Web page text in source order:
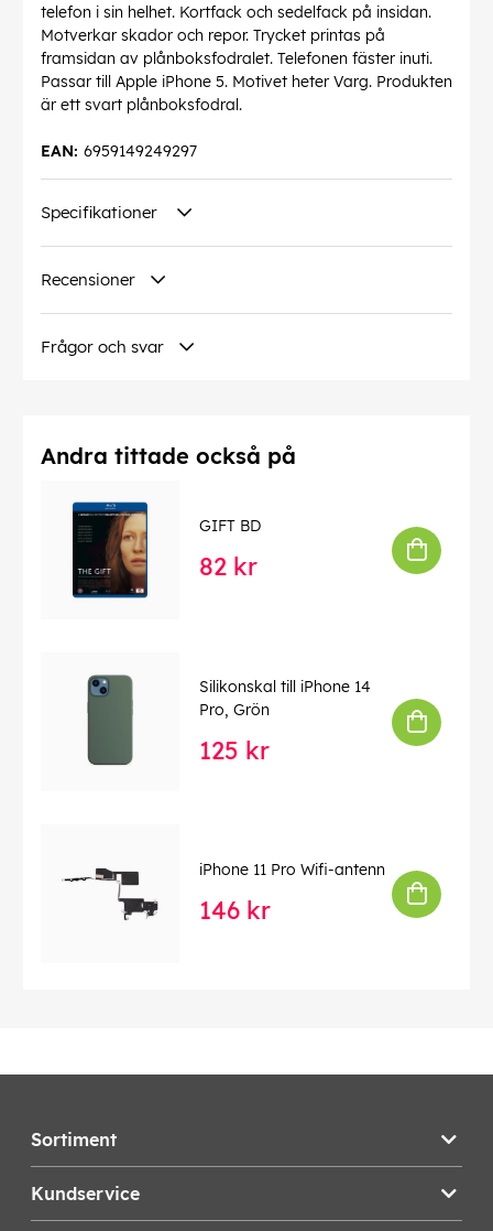
telefon i sin helhet. Kortfack och sedelfack på insidan.
Motverkar skador och repor. Trycket printas på
framsidan av plånboksfodralet. Telefonen fäster inuti.
Passar till Apple iPhone 5. Motivet heter Varg. Produkten
är ett svart plånboksfodral.
6959149249297
EAN:
Specifikationer
Recensioner
Frågor och svar
Andra tittade också på
GIFT BD
82 kr
Silikonskal till iPhone 14
Pro, Grön
125 kr
iPhone 11 Pro Wifi-antenn
146 kr
Sortiment
Kundservice